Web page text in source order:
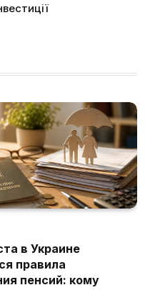
в Украине
правила
пенсий: кому